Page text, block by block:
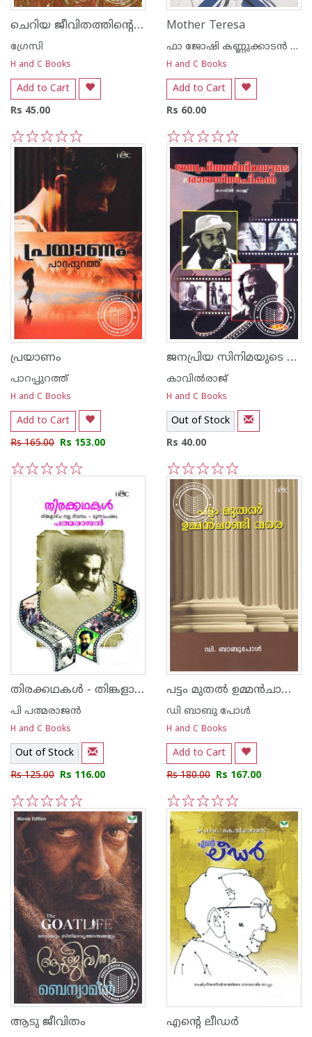
ചെറിയ ജീവിതത്തിന്റെ ശിരോരേഖകള്‍
ഗ്രേസി
H and C Books
Add to Cart
Rs 45.00
5
4
3
2
1
Mother Teresa
ഫാ ജോഷി കണ്ണുക്കാടന്‍ CMI
H and C Books
Add to Cart
Rs 60.00
5
4
3
2
1
പ്രയാണം
പാറപ്പുറത്ത്‌
H and C Books
Add to Cart
Rs 165.00 Rs 153.00
ജനപ്രിയ സിനിമയുടെ രാജശില്‍പ്പികള്‍
കാവില്‍‌രാജ്‌
H and C Books
Out of Stock
Rs 40.00
5
4
3
2
1
തിരക്കഥകള്‍ - തിങ്കളാഴ്ച നല്ല ദിവസം, മൂന്നാം പക്കം
പി പത്മരാജന്‍
H and C Books
Out of Stock
Rs 125.00 Rs 116.00
5
4
3
2
1
പട്ടം മുതല്‍ ഉമ്മ‌ന്‍‌ചാണ്ടി വരെ
ഡി ബാബു പോള്‍
H and C Books
Add to Cart
Rs 180.00 Rs 167.00
5
4
3
2
1
ആടു ജീവിതം എന്റെ ലീഡര്‍